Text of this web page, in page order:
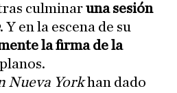
culminaruna sesión
. Y en la escena de su
la firma de la
Nueva Yorkhan dado